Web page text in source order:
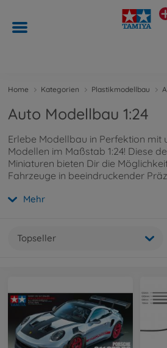
Home Kategorien Plastikmodellbau
Auto Modellbau 1:24
Erlebe Modellbau in Perfektion mit
Modellen im Maßstab 1:24! Diese
Miniaturen bieten Dir die
Fahrzeuge in beeindruckender
und hochwertige Ergebnisse
Mehr
Topseller